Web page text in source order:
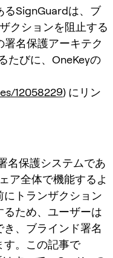
るSignGuardは、ブ
クションを阻止する
署名保護アーキテク
たびに、OneKeyの
12058229) にリン
名保護システムであ
ア全体で機能するよ
にトランザクション
ため、ユーザーは
、ブラインド署名
す。この記事で